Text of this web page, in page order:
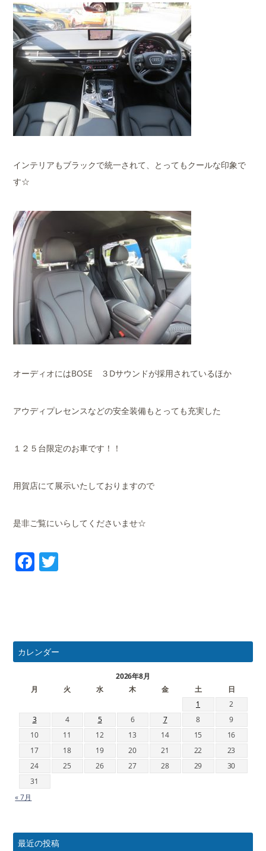
インテリアもブラックで統一されて、とってもクールな印象で
す☆
オーディオにはBOSE ３Dサウンドが採用されているほか
アウディプレセンスなどの安全装備もとっても充実した
１２５台限定のお車です！！
用賀店にて展示いたしておりますので
是非ご覧にいらしてくださいませ☆
Facebook
カレンダー
2026年8月
月
火 水 木 金 土
日
1
2
3
4 5 6 7 8
9
10
11 12 13 14 15
16
17
18 19 20 21 22
23
24
25 26 27 28 29
30
31
« 7月
最近の投稿